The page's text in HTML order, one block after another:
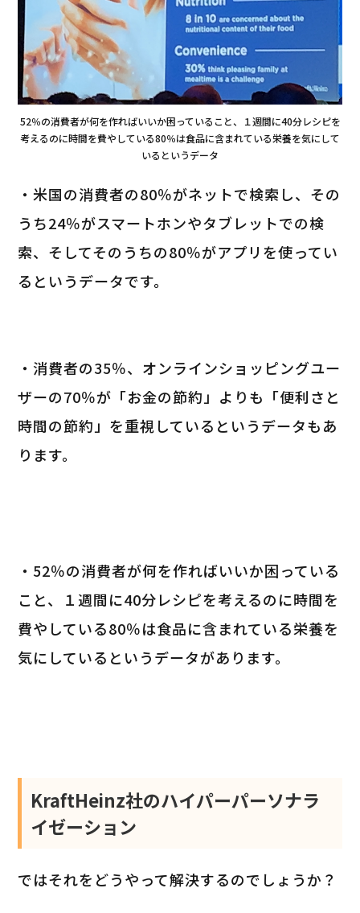
52％の消費者が何を作ればいいか困っていること、１週間に40分レシピを
考えるのに時間を費やしている80％は食品に含まれている栄養を気にして
いるというデータ
・米国の消費者の80％がネットで検索し、その
うち24％がスマートホンやタブレットでの検
索、そしてそのうちの80％がアプリを使ってい
るというデータです。
・消費者の35％、オンラインショッピングユー
ザーの70％が「お金の節約」よりも「便利さと
時間の節約」を重視しているというデータもあ
ります。
・52％の消費者が何を作ればいいか困っている
こと、１週間に40分レシピを考えるのに時間を
費やしている80％は食品に含まれている栄養を
気にしているというデータがあります。
KraftHeinz社のハイパーパーソナラ
イゼーション
ではそれをどうやって解決するのでしょうか？